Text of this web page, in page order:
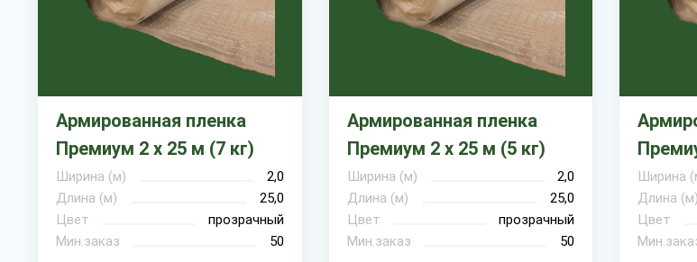
Армированная пленка
Премиум 2 х 25 м (7 кг)
Ширина (м)
2,0
Длина (м)
25,0
Цвет
прозрачный
Мин.заказ
50
Армированная пленка
Премиум 2 х 25 м (5 кг)
Ширина (м)
2,0
Длина (м)
25,0
Цвет
прозрачный
Мин.заказ
50
Ширина
Длина (м)
Цвет